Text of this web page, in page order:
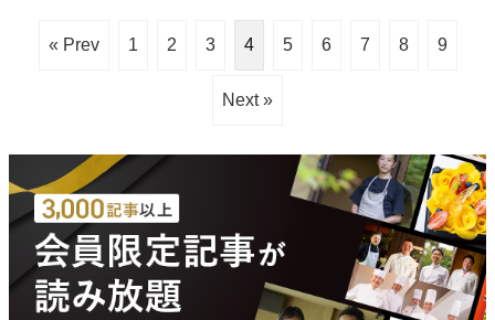
« Prev 1 2 3 4 5 6 7 8 9
Next »